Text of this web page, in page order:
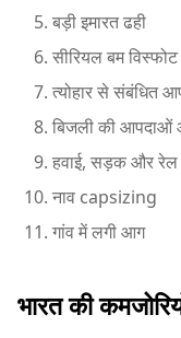
बड़ी इमारत ढही
सीरियल बम विस्फोट
त्योहार से संबंधित
बिजली की
हवाई, सड़क और रेल
नाव capsizing
गांव में लगी आग
भारत की